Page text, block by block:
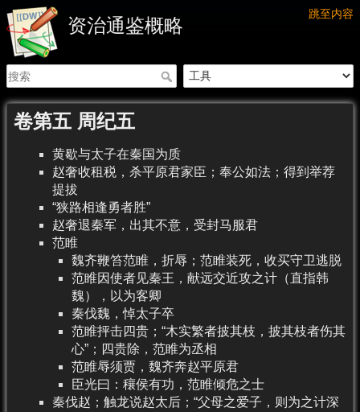
跳至内容
资治通鉴概略
卷第五 周纪五
黄歇与太子在秦国为质
赵奢收租税，杀平原君家臣；奉公如法；得到举荐
提拔
“狭路相逢勇者胜”
赵奢退秦军，出其不意，受封马服君
范睢
魏齐鞭笞范睢，折辱；范睢装死，收买守卫逃脱
范睢因使者见秦王，献远交近攻之计（直指韩
魏），以为客卿
秦伐魏，悼太子卒
范睢抨击四贵；“木实繁者披其枝，披其枝者伤其
心”；四贵除，范睢为丞相
范睢辱须贾，魏齐奔赵平原君
臣光曰：穰侯有功，范睢倾危之士
秦伐赵；触龙说赵太后；“父母之爱子，则为之计深